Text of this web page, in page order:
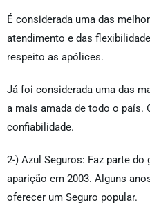
É considerada uma das
atendimento e das
respeito as apólices.
Já foi considerada uma das
a mais amada de todo o país.
confiabilidade.
2-) Azul Seguros: Faz parte
aparição em 2003. Alguns
oferecer um Seguro popular.